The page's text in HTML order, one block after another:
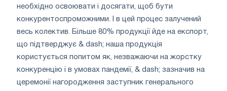
необхідно освоювати і досягати, щоб бути
конкурентоспроможними. І в цей процес залучений
весь колектив. Більше 80% продукції йде на експорт,
що підтверджує & dash; наша продукція
користується попитом як, незважаючи на жорстку
конкуренцію і в умовах пандемії, & dash; зазначив на
церемонії нагородження заступник генерального